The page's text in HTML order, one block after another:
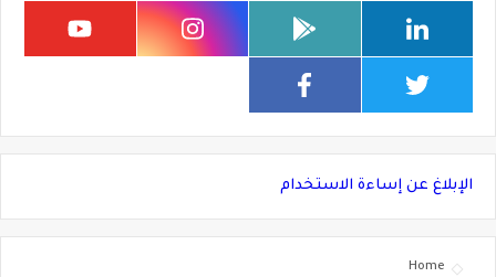
الإبلاغ عن إساءة الاستخدام
Home